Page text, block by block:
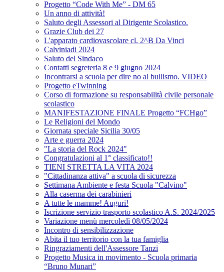
Progetto “Code With Me” - DM 65
Un anno di attività!
Saluto degli Assessori al Dirigente Scolastico.
Grazie Club dei 27
L'apparato cardiovascolare cl. 2^B Da Vinci
Calviniadi 2024
Saluto del Sindaco
Contatti segreteria 8 e 9 giugno 2024
Incontrarsi a scuola per dire no al bullismo. VIDEO
Progetto eTwinning
Corso di formazione su responsabilità civile personale
scolastico
MANIFESTAZIONE FINALE Progetto “FCHgo”
Le Religioni del Mondo
Giornata speciale Sicilia 30/05
Arte e guerra 2024
"La storia del Rock 2024"
Congratulazioni al 1° classificato!!
TIENI STRETTA LA VITA 2024
"Cittadinanza attiva" a scuola di sicurezza
Settimana Ambiente e festa Scuola "Calvino"
Alla caserma dei carabinieri
A tutte le mamme! Auguri!
Iscrizione servizio trasporto scolastico A.S. 2024/2025
Variazione menù mercoledì 08/05/2024
Incontro di sensibilizzazione
Abita il tuo territorio con la tua famiglia
Ringraziamenti dell'Assessore Tanzi
Progetto Musica in movimento - Scuola primaria
“Bruno Munari”